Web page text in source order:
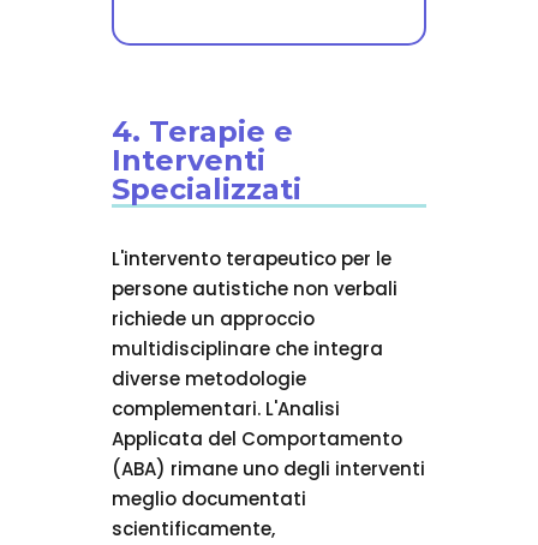
4. Terapie e
Interventi
Specializzati
L'intervento terapeutico per le
persone autistiche non verbali
richiede un approccio
multidisciplinare che integra
diverse metodologie
complementari. L'Analisi
Applicata del Comportamento
(ABA) rimane uno degli interventi
meglio documentati
scientificamente,